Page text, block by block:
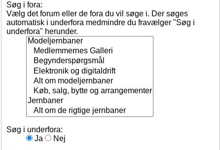
Søg i fora:
Vælg det forum eller de fora du vil søge i. Der søges
automatisk i underfora medmindre du fravælger "Søg i
underfora" herunder.
Søg i underfora:
Ja
Nej